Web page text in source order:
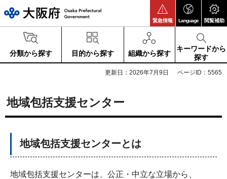
緊急情報 Language 閲覧補助
分類から探す 目的から探す 組織から探す
キーワードから
探す
更新日：2026年7月9日 ページID：5565
地域包括支援センター
地域包括支援センターとは
地域包括支援センターは、公正・中立な立場から、